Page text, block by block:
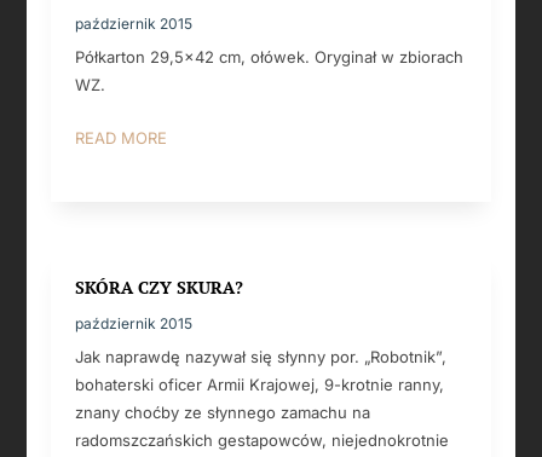
październik 2015
Półkarton 29,5x42 cm, ołówek. Oryginał w zbiorach
WZ.
READ MORE
SKÓRA CZY SKURA?
październik 2015
Jak naprawdę nazywał się słynny por. „Robotnik”,
bohaterski oficer Armii Krajowej, 9-krotnie ranny,
znany choćby ze słynnego zamachu na
radomszczańskich gestapowców, niejednokrotnie